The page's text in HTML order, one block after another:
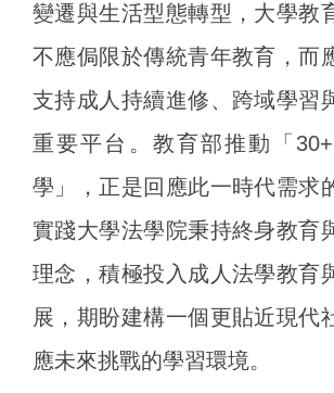
變遷與生活型態轉型，大學教
不應侷限於傳統青年教育，而
支持成人持續進修、跨域學習
重要平台。教育部推動「
學」，正是回應此一時代需求
實踐大學法學院秉持終身教育
理念，積極投入成人法學教育
展，期盼建構一個更貼近現代
應未來挑戰的學習環境。